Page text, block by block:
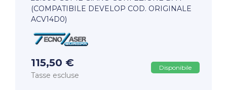
(COMPATIBILE DEVELOP COD. ORIGINALE
ACV14D0)
115,50 €
Tasse escluse
Disponibile